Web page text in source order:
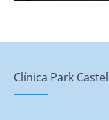
Clínica Park